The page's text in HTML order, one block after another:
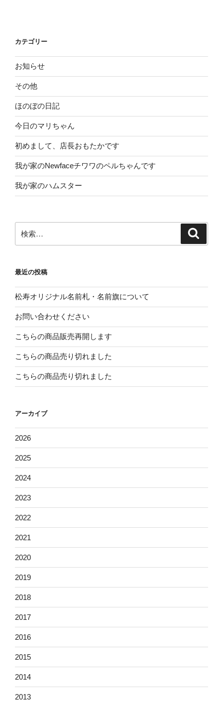
ン
カテゴリー
お知らせ
その他
ほのぼの日記
今日のマリちゃん
初めまして、店長おもたかです
我が家のNewfaceチワワのペルちゃんです
我が家のハムスター
索:
最近の投稿
松寿オリジナル名前札・名前旗について
お問い合わせください
こちらの商品販売再開します
こちらの商品売り切れました
こちらの商品売り切れました
アーカイブ
2026
2025
2024
2023
2022
2021
2020
2019
2018
2017
2016
2015
2014
2013